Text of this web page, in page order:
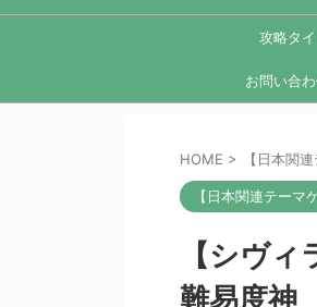
攻略タ
お問い合
HOME > 【日本関
【日本関連テーマ
【シヴ
難易度神